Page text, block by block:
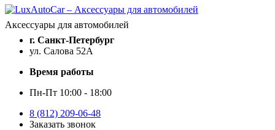
Аксессуары для автомобилей
г. Санкт-Петербург
ул. Салова 52А
Время работы
Пн-Пт 10:00 - 18:00
8 (812) 209-06-48
Заказать звонок